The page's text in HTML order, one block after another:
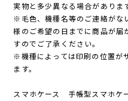
実物と多少異なる場合がありま
※毛色、機種名等のご連絡がな
様のご希望の日までに商品が届
すのでご了承ください。
※機種によっては印刷の位置が
ます。
スマホケース 手帳型スマホ